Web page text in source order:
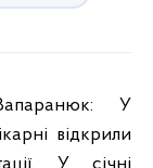
відкрили